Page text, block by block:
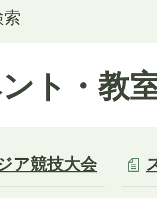
ト・教
ア競技大会